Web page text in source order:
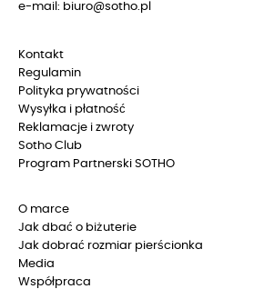
e-mail: biuro@sotho.pl
Kontakt
Regulamin
Polityka prywatności
Wysyłka i płatność
Reklamacje i zwroty
Sotho Club
Program Partnerski SOTHO
O marce
Jak dbać o biżuterie
Jak dobrać rozmiar pierścionka
Media
Współpraca